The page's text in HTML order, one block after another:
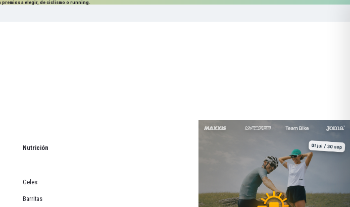
premios a elegir, de ciclismo o running.
Nutrición
Geles
Barritas